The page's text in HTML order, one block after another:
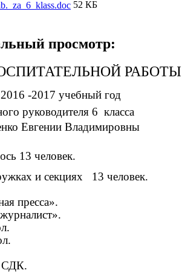
52 КБ
просмотр:
РАБОТЫ
-2017 учебный год
руководителя 6 класса
Евгении Владимировны
13 человек.
и секциях 13 человек.
пресса».
СДК.